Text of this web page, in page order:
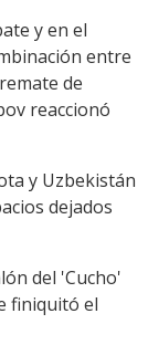
y en el
entre
de
reaccionó
y Uzbekistán
dejados
del 'Cucho'
finiquitó el